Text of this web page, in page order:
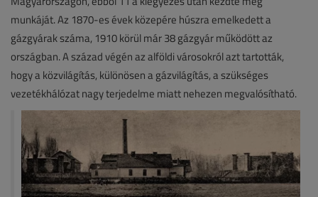
munkáját. Az 1870-es évek közepére húszra emelkedett a
gázgyárak száma, 1910 körül már 38 gázgyár működött az
országban. A század végén az alföldi városokról azt tartották,
hogy a közvilágítás, különösen a gázvilágítás, a szükséges
vezetékhálózat nagy terjedelme miatt nehezen megvalósítható.